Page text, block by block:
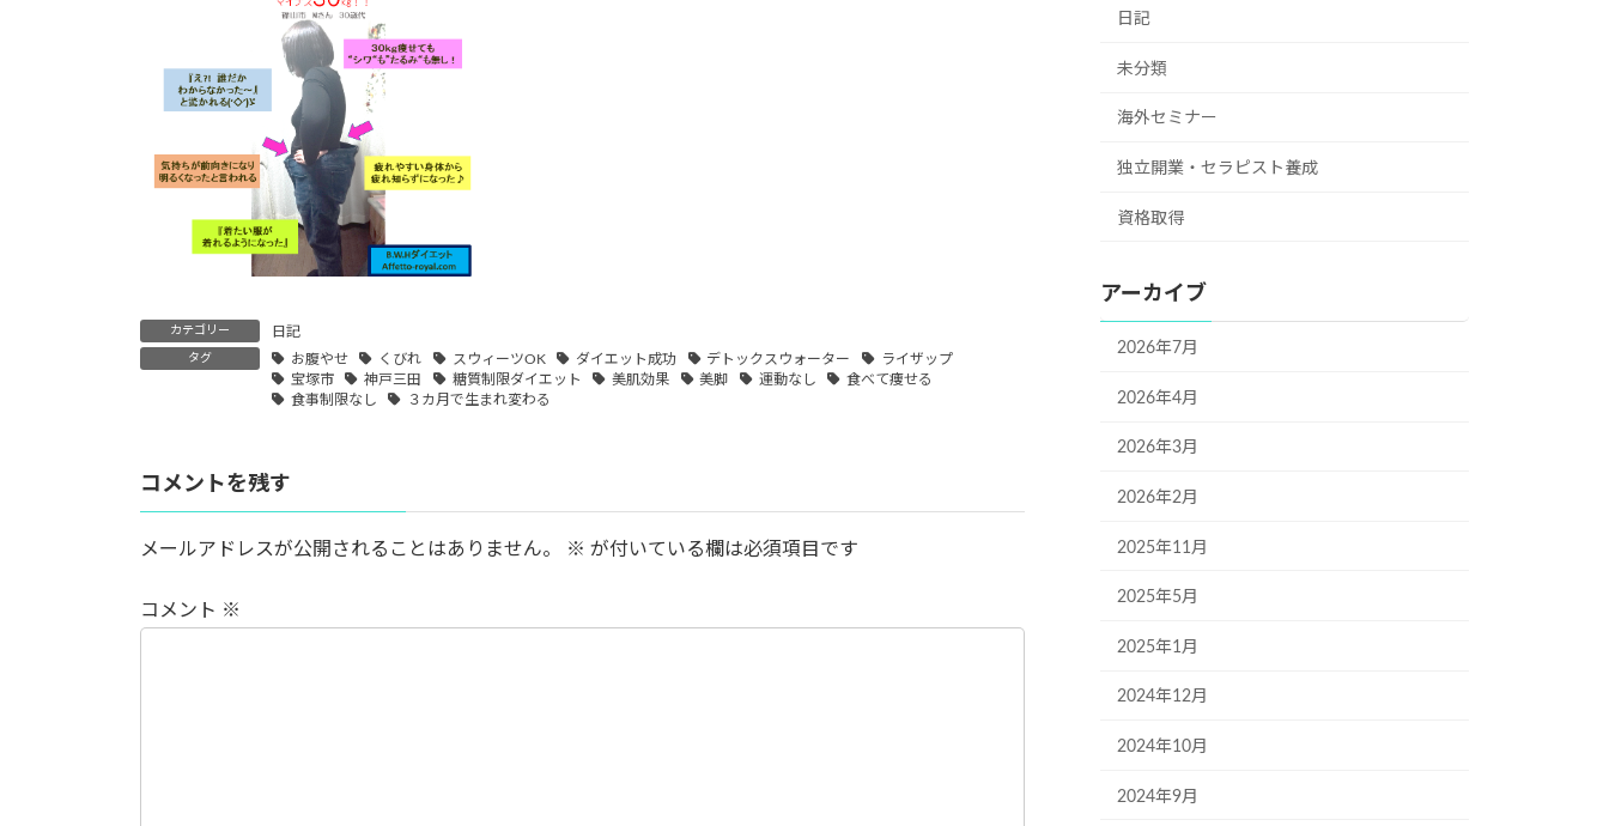
カテゴリー 日記
タグ お腹やせ くびれ スウィーツOK ダイエット成功 デトックスウォーター
ライザップ
宝塚市
神戸三田 糖質制限ダイエット 美肌効果 美脚 運動なし
食べて痩せる
食事制限なし
３カ月で生まれ変わる
コメントを残す
メールアドレスが公開されることはありません。 ※ が付いている欄は必須項目です
コメント ※
日記
未分類
海外セミナー
独立開業・セラピスト養成
資格取得
アーカイブ
2026年7月
2026年4月
2026年3月
2026年2月
2025年11月
2025年5月
2025年1月
2024年12月
2024年10月
2024年9月